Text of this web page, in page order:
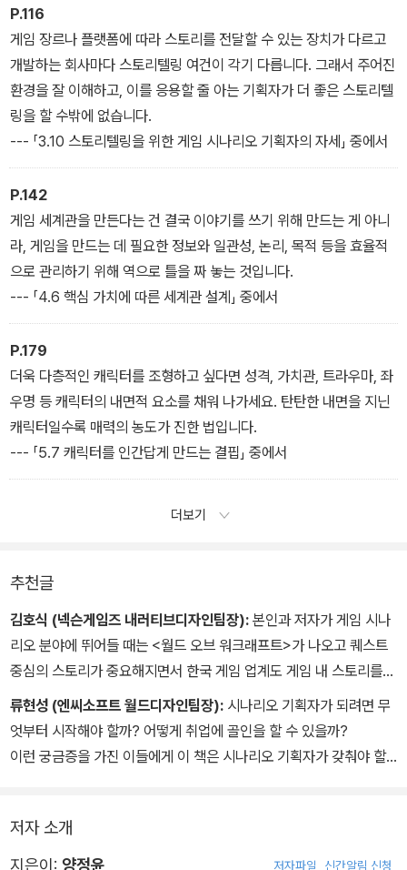
--- 「2.7 게임 시나리오 기획자의 경험치 쌓기」 중에서
P.116
게임 장르나 플랫폼에 따라 스토리를 전달할 수 있는 장치가 다르고
개발하는 회사마다 스토리텔링 여건이 각기 다릅니다. 그래서 주어진
환경을 잘 이해하고, 이를 응용할 줄 아는 기획자가 더 좋은 스토리텔
링을 할 수밖에 없습니다.
--- 「3.10 스토리텔링을 위한 게임 시나리오 기획자의 자세」 중에서
P.142
게임 세계관을 만든다는 건 결국 이야기를 쓰기 위해 만드는 게 아니
라, 게임을 만드는 데 필요한 정보와 일관성, 논리, 목적 등을 효율적
으로 관리하기 위해 역으로 틀을 짜 놓는 것입니다.
--- 「4.6 핵심 가치에 따른 세계관 설계」 중에서
P.179
더욱 다층적인 캐릭터를 조형하고 싶다면 성격, 가치관, 트라우마, 좌
우명 등 캐릭터의 내면적 요소를 채워 나가세요. 탄탄한 내면을 지닌
캐릭터일수록 매력의 농도가 진한 법입니다.
--- 「5.7 캐릭터를 인간답게 만드는 결핍」 중에서
더보기
추천글
김호식 (넥슨게임즈 내러티브디자인팀장): 본인과 저자가 게임 시나
리오 분야에 뛰어들 때는 <월드 오브 워크래프트>가 나오고 퀘스트
중심의 스토리가 중요해지면서 한국 게임 업계도 게임 내 스토리를
구현하는 전문가를 영입하기 시작하는 시기였다. 하지만, 그 당시 게
임 시나리오 업무는 말 그대로 맨땅에 헤딩이었다. 아무런 체계나 프
로세스 없이 현업에서 부딪히면서 다양한 시행착오를 거칠 수밖에 없
해왔다. 이 정도 경력을 쌓으면 그동안 자신이 축적했던 지식을 체계
류현성 (엔씨소프트 월드디자인팀장): 시나리오 기획자가 되려면 무
엇부터 시작해야 할까? 어떻게 취업에 골인을 할 수 있을까?
이런 궁금증을 가진 이들에게 이 책은 시나리오 기획자가 갖춰야 할
노하우를 아낌없이 알려준다.
이 책에 실린 현업 실무에서 활용 가능한 템플릿과 다양한 경험담들
저자 소개
지은이: 양정윤 저자파일 신간알림 신청